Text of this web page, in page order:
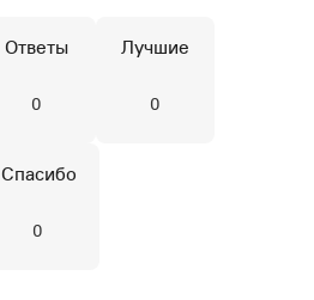
Ответы
0
Лучшие
0
Спасибо
0